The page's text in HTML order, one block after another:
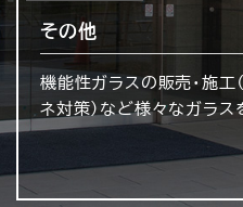
その他
機能性ガラスの販売・施工
ネ対策）など様々なガラス